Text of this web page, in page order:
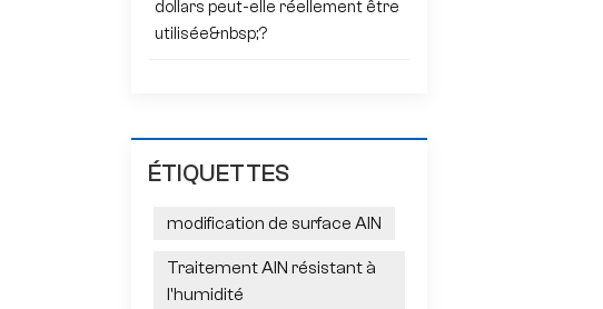
dollars peut-elle réellement être
utilisée&nbsp;?
ÉTIQUETTES
modification de surface AlN
Traitement AlN résistant à
l'humidité